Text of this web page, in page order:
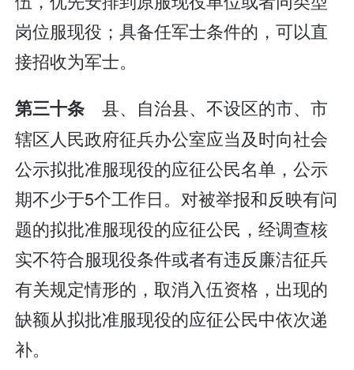
岗位服现役；具备任军士条件的，可以直
接招收为军士。
第三十条 县、自治县、不设区的市、市
辖区人民政府征兵办公室应当及时向社会
公示拟批准服现役的应征公民名单，公示
期不少于5个工作日。对被举报和反映有问
题的拟批准服现役的应征公民，经调查核
实不符合服现役条件或者有违反廉洁征兵
有关规定情形的，取消入伍资格，出现的
缺额从拟批准服现役的应征公民中依次递
补。